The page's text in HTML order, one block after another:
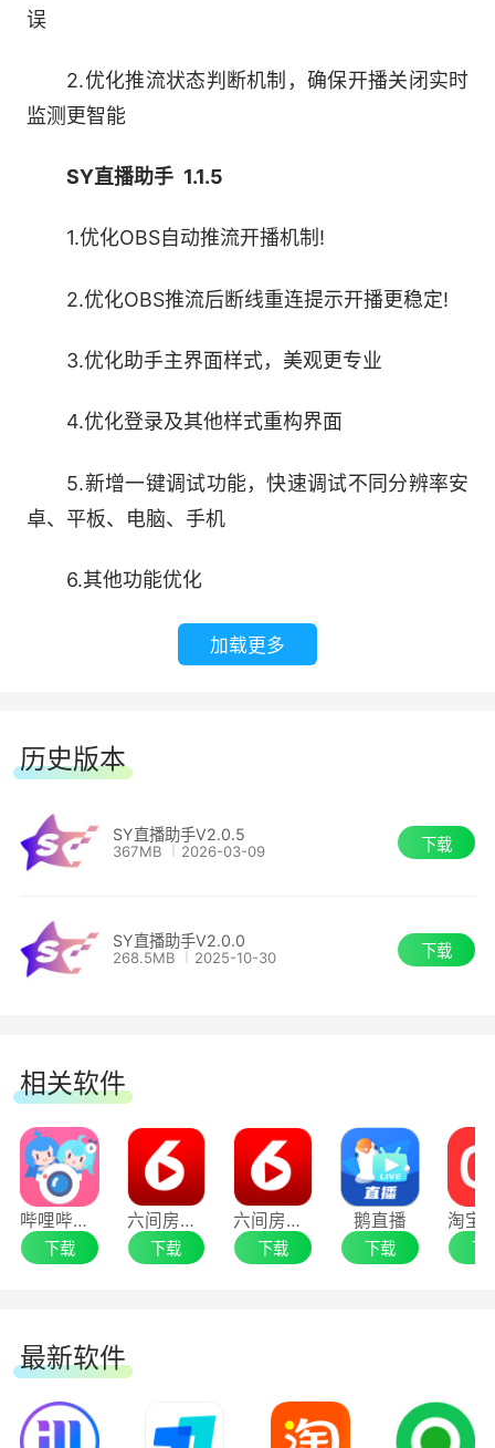
误
2.优化推流状态判断机制，确保开播关闭实时
监测更智能
SY直播助手 1.1.5
1.优化OBS自动推流开播机制!
2.优化OBS推流后断线重连提示开播更稳定!
3.优化助手主界面样式，美观更专业
4.优化登录及其他样式重构界面
5.新增一键调试功能，快速调试不同分辨率安
卓、平板、电脑、手机
6.其他功能优化
加载更多
历史版本
SY直播助手V2.0.5
367MB 2026-03-09 下载
SY直播助手V2.0.0
268.5MB 2025-10-30 下载
相关软件
哔哩哔哩直播姬64位
下载
六间房直播伴侣32位
下载
六间房直播伴侣64位
下载
鹅直播
下载 下
最新软件